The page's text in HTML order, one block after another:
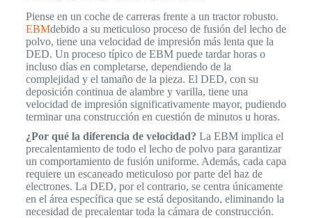
Piense en un coche de carreras frente a un tractor robusto.
EBMdebido a su meticuloso proceso de fusión del lecho de
polvo, tiene una velocidad de impresión más lenta que la
DED. Un proceso típico de EBM puede tardar horas o
incluso días en completarse, dependiendo de la
complejidad y el tamaño de la pieza. El DED, con su
deposición continua de alambre y varilla, tiene una
velocidad de impresión significativamente mayor, pudiendo
terminar una construcción en cuestión de minutos u horas.
¿Por qué la diferencia de velocidad? La EBM implica el
precalentamiento de todo el lecho de polvo para garantizar
un comportamiento de fusión uniforme. Además, cada capa
requiere un escaneado meticuloso por parte del haz de
electrones. La DED, por el contrario, se centra únicamente
en el área específica que se está depositando, eliminando la
necesidad de precalentar toda la cámara de construcción.